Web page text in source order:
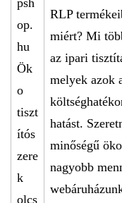
RLP
miért? Mi
az ipari
melyek azok
hatást.
minőségű
nagyobb